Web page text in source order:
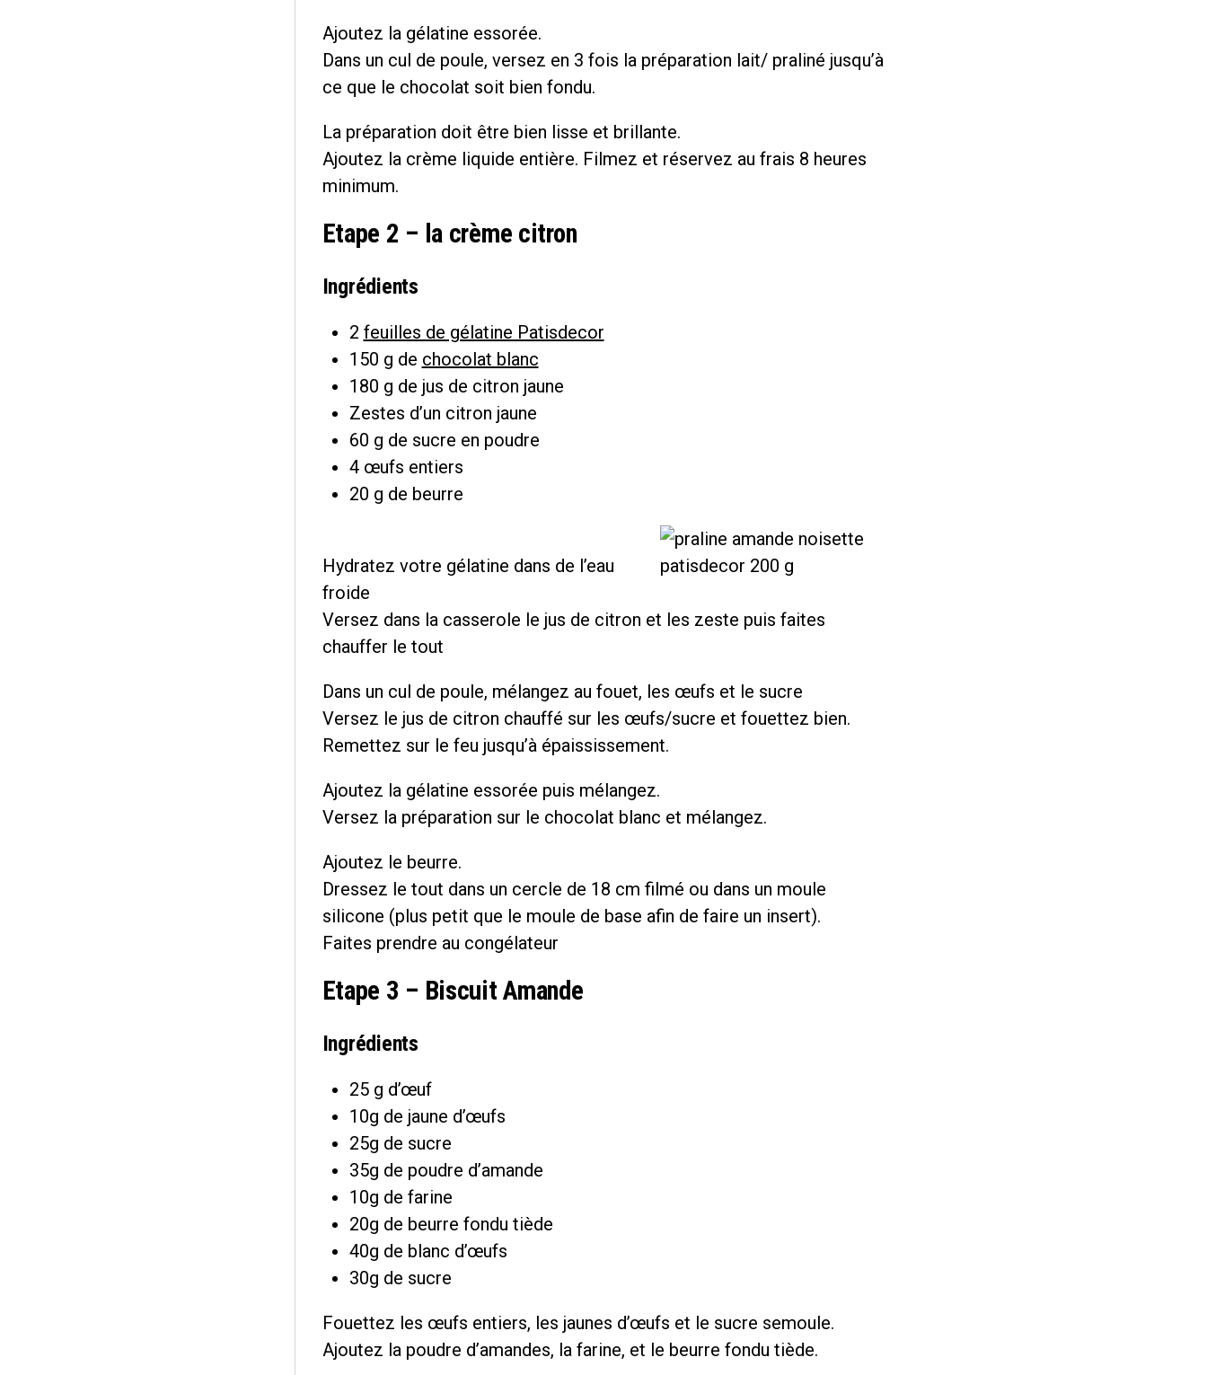
Ajoutez la gélatine essorée.
Dans un cul de poule, versez en 3 fois la préparation lait/ praliné jusqu’à
ce que le chocolat soit bien fondu.
La préparation doit être bien lisse et brillante.
Ajoutez la crème liquide entière. Filmez et réservez au frais 8 heures
minimum.
Etape 2 – la crème citron
Ingrédients
2 feuilles de gélatine Patisdecor
150 g de chocolat blanc
180 g de jus de citron jaune
Zestes d’un citron jaune
60 g de sucre en poudre
4 œufs entiers
20 g de beurre
Hydratez votre gélatine dans de l’eau
froide
Versez dans la casserole le jus de citron et les zeste puis faites
chauffer le tout
Dans un cul de poule, mélangez au fouet, les œufs et le sucre
Versez le jus de citron chauffé sur les œufs/sucre et fouettez bien.
Remettez sur le feu jusqu’à épaississement.
Ajoutez la gélatine essorée puis mélangez.
Versez la préparation sur le chocolat blanc et mélangez.
Ajoutez le beurre.
Dressez le tout dans un cercle de 18 cm filmé ou dans un moule
silicone (plus petit que le moule de base afin de faire un insert).
Faites prendre au congélateur
Etape 3 – Biscuit Amande
Ingrédients
25 g d’œuf
10g de jaune d’œufs
25g de sucre
35g de poudre d’amande
10g de farine
20g de beurre fondu tiède
40g de blanc d’œufs
30g de sucre
Fouettez les œufs entiers, les jaunes d’œufs et le sucre semoule.
Ajoutez la poudre d’amandes, la farine, et le beurre fondu tiède.